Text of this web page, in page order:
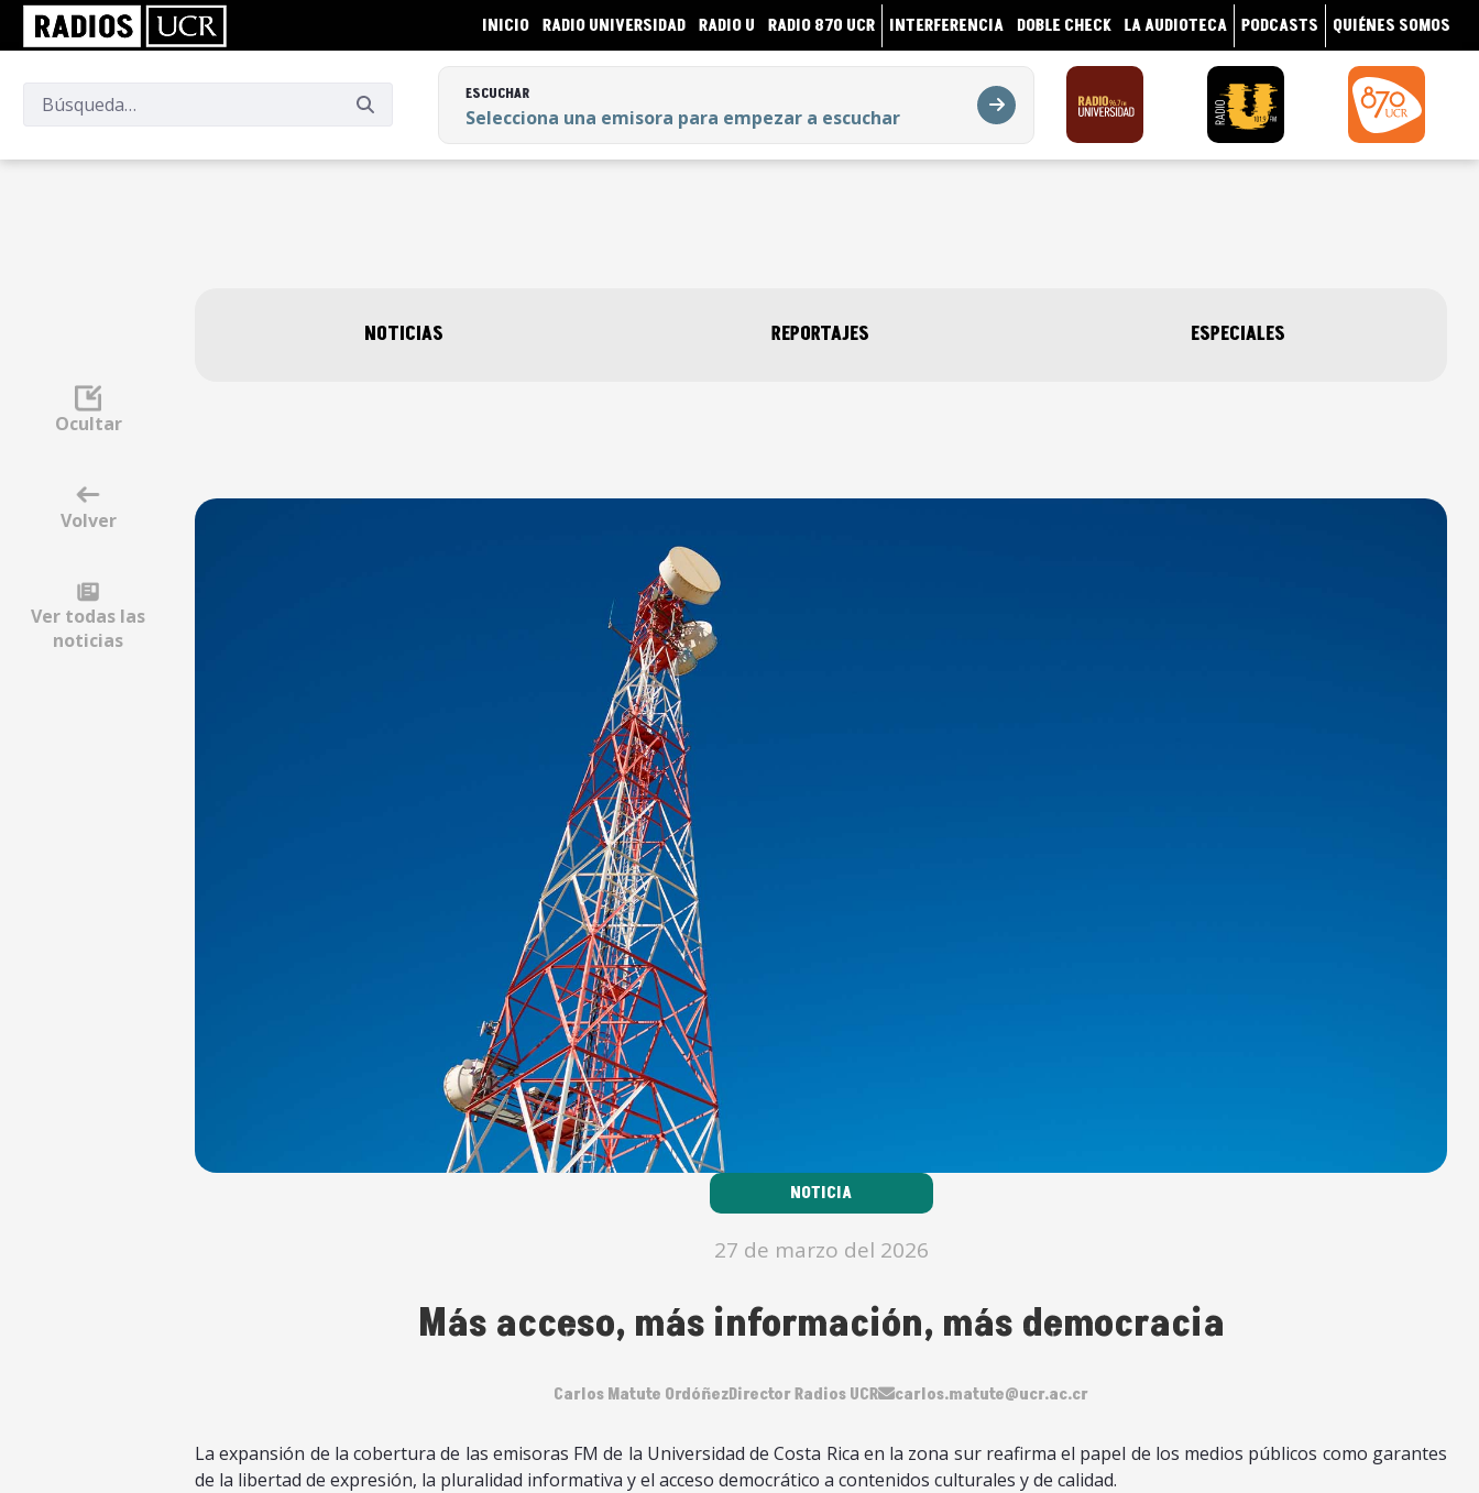
INICIO RADIO UNIVERSIDAD RADIO U RADIO 870 UCR INTERFERENCIA DOBLE CHECK LA AUDIOTECA PODCASTS QUIÉNES SOMOS
ESCUCHAR
Selecciona una emisora para empezar a escuchar
Selecciona una emisora para empezar a escuchar
Ocultar
Volver
Ver todas las
noticias
NOTICIAS REPORTAJES ESPECIALES
NOTICIA
27 de marzo del 2026
Más acceso, más información, más democracia
Carlos Matute OrdóñezDirector Radios UCR carlos.matute@ucr.ac.cr
La expansión de la cobertura de las emisoras FM de la Universidad de Costa Rica en la zona sur reafirma el papel de los medios públicos como garantes
de la libertad de expresión, la pluralidad informativa y el acceso democrático a contenidos culturales y de calidad.